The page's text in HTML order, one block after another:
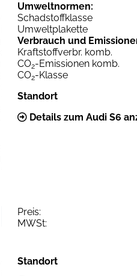
Umweltnormen:
Schadstoffklasse
Umweltplakette
Verbrauch und
Kraftstoffverbr. komb.
CO2-Emissionen komb.
CO2-Klasse
Standort
Details zum Audi S6
Preis:
MWSt:
Standort